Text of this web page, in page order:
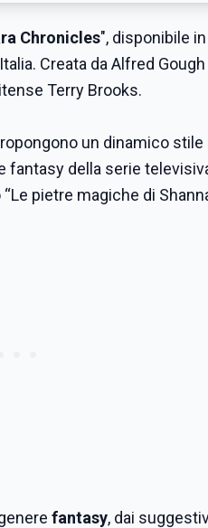
Chronicles", disponibile
Creata da Alfred
Terry Brooks.
un dinamico stile
della serie
pietre magiche di
fantasy, dai